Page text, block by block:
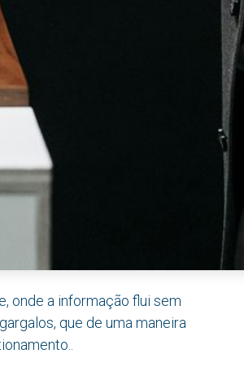
onde a informação flui sem
que de uma maneira